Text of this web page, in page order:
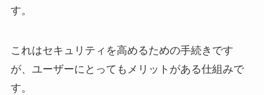
す。
これはセキュリティを高めるための手続きです
が、ユーザーにとってもメリットがある仕組みで
す。